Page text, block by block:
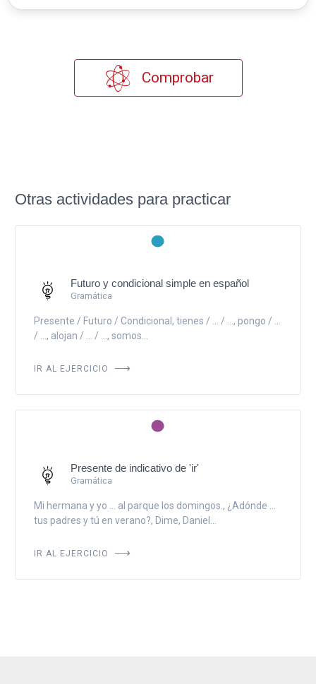
Comprobar
Otras actividades para practicar
Futuro y condicional simple en español
Gramática
Presente / Futuro / Condicional, tienes / ... / ..., pongo / ...
/ ..., alojan / ... / ..., somos...
IR AL EJERCICIO
Presente de indicativo de 'ir'
Gramática
Mi hermana y yo ... al parque los domingos., ¿Adónde ...
tus padres y tú en verano?, Dime, Daniel...
IR AL EJERCICIO